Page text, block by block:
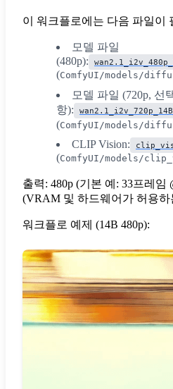
이 워크플로에는 다음 파일이
모델 파일
(480p):
(ComfyUI/models/
모델 파일 (720p, 선
항):
(ComfyUI/models/
CLIP Vision:
(ComfyUI/models/
출력: 480p (기본 예: 33프레임
(VRAM 및 하드웨어가 허용하
워크플로 예제 (14B 480p):